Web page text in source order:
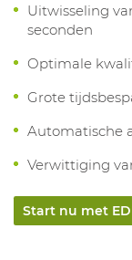
Uitwisseling
seconden
Optimale
Grote
Automatische
Verwittiging
Start nu met